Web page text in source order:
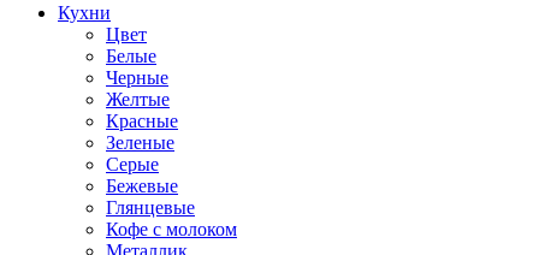
Кухни
Цвет
Белые
Черные
Желтые
Красные
Зеленые
Серые
Бежевые
Глянцевые
Кофе с молоком
Металлик